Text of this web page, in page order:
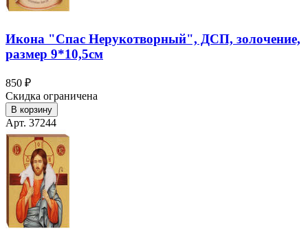
Икона "Спас Нерукотворный", ДСП, золочение,
размер 9*10,5см
850 ₽
Скидка ограничена
В корзину
Арт. 37244